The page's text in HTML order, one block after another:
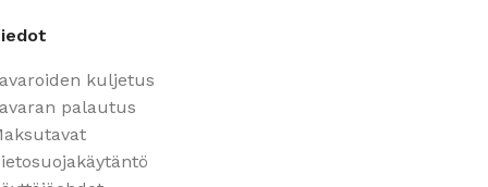
kuljetus
palautus